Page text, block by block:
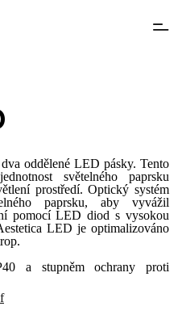
oddělené LED pásky. Tento
světelného paprsku
prostředí. Optický systém
paprsku, aby vyvážil
pomocí LED diod s vysokou
LED je optimalizováno
a stupněm ochrany proti